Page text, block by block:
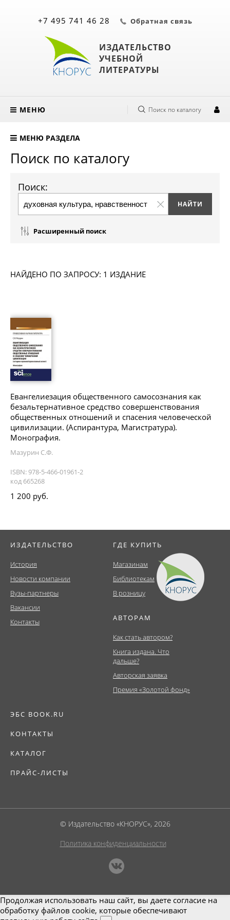
ИЗДАТЕЛЬСТВО
УЧЕБНОЙ
ЛИТЕРАТУРЫ
+7 495 741 46 28 Обратная связь
МЕНЮ Поиск по каталогу
МЕНЮ РАЗДЕЛА
Поиск по каталогу
Поиск:
Расширенный поиск
НАЙДЕНО ПО ЗАПРОСУ: 1 ИЗДАНИЕ
Евангелиезация общественного самосознания как
безальтернативное средство совершенствования
общественных отношений и спасения человеческой
цивилизации. (Аспирантура, Магистратура).
Монография.
Мазурин С.Ф.
ISBN: 978-5-466-01961-2
код 665268
1 200 руб.
ИЗДАТЕЛЬСТВО
История
Новости компании
Вузы-партнеры
Вакансии
Контакты
ГДЕ КУПИТЬ
Магазинам
Библиотекам
В розницу
АВТОРАМ
Как стать автором?
Книга издана. Что
дальше?
Авторская заявка
Премия «Золотой фонд»
ЭБС BOOK.RU
КОНТАКТЫ
КАТАЛОГ
ПРАЙС-ЛИСТЫ
© Издательство «КНОРУС», 2026
Политика конфиденциальности
Продолжая использовать наш сайт, вы даете согласие на
обработку файлов cookie, которые обеспечивают